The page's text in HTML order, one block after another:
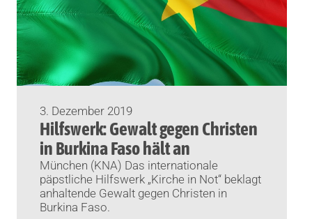
3. Dezember 2019
Hilfswerk: Gewalt gegen Christen
in Burkina Faso hält an
München (KNA) Das internationale
päpstliche Hilfswerk „Kirche in Not“ beklagt
anhaltende Gewalt gegen Christen in
Burkina Faso.